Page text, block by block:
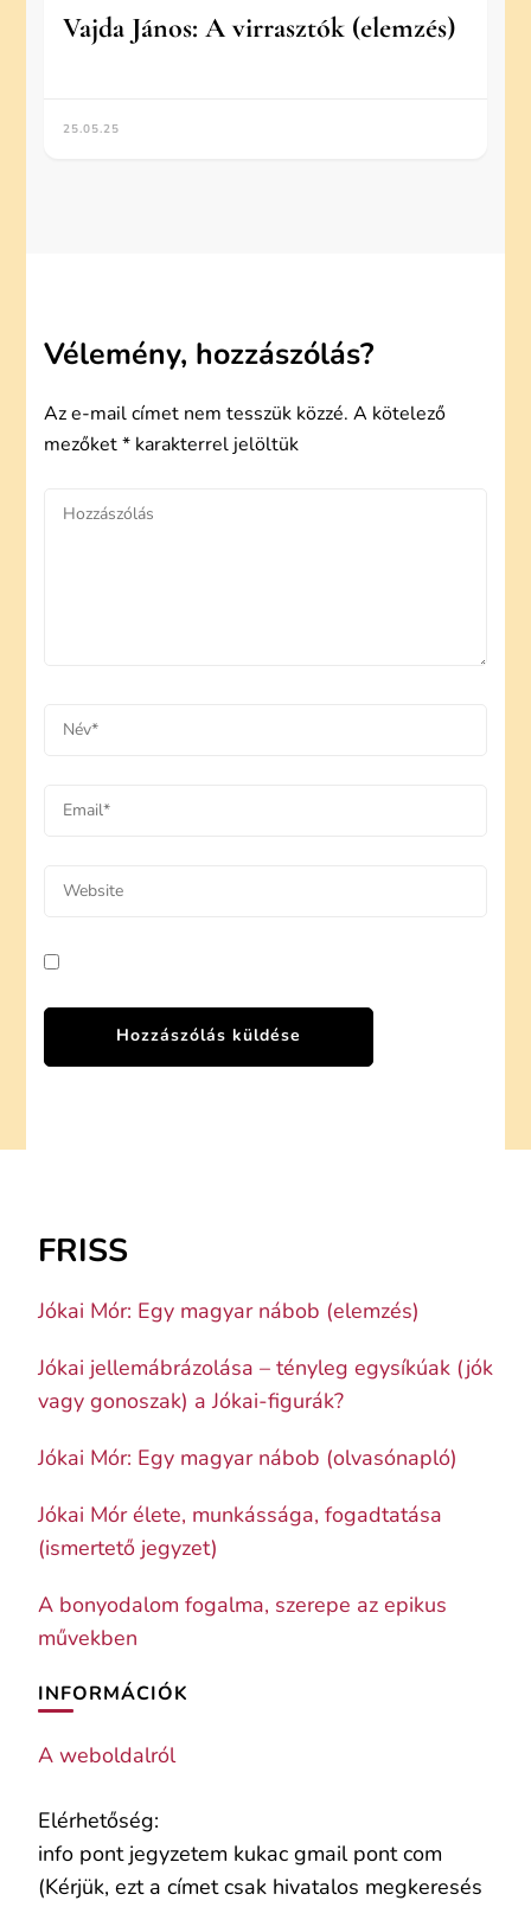
Vajda János: A virrasztók (elemzés)
25.05.25
Vélemény, hozzászólás?
Az e-mail címet nem tesszük közzé. A kötelező
mezőket* karakterrel jelöltük
FRISS
Jókai Mór: Egy magyar nábob (elemzés)
Jókai jellemábrázolása – tényleg egysíkúak (jók
vagy gonoszak) a Jókai-figurák?
Jókai Mór: Egy magyar nábob (olvasónapló)
Jókai Mór élete, munkássága, fogadtatása
(ismertető jegyzet)
A bonyodalom fogalma, szerepe az epikus
művekben
INFORMÁCIÓK
A weboldalról
Elérhetőség:
info pont jegyzetem kukac gmail pont com
(Kérjük, ezt a címet csak hivatalos megkeresés